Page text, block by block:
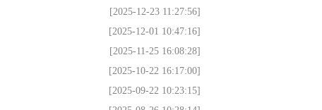
[2025-12-23 11:27:56]
[2025-12-01 10:47:16]
[2025-11-25 16:08:28]
[2025-10-22 16:17:00]
[2025-09-22 10:23:15]